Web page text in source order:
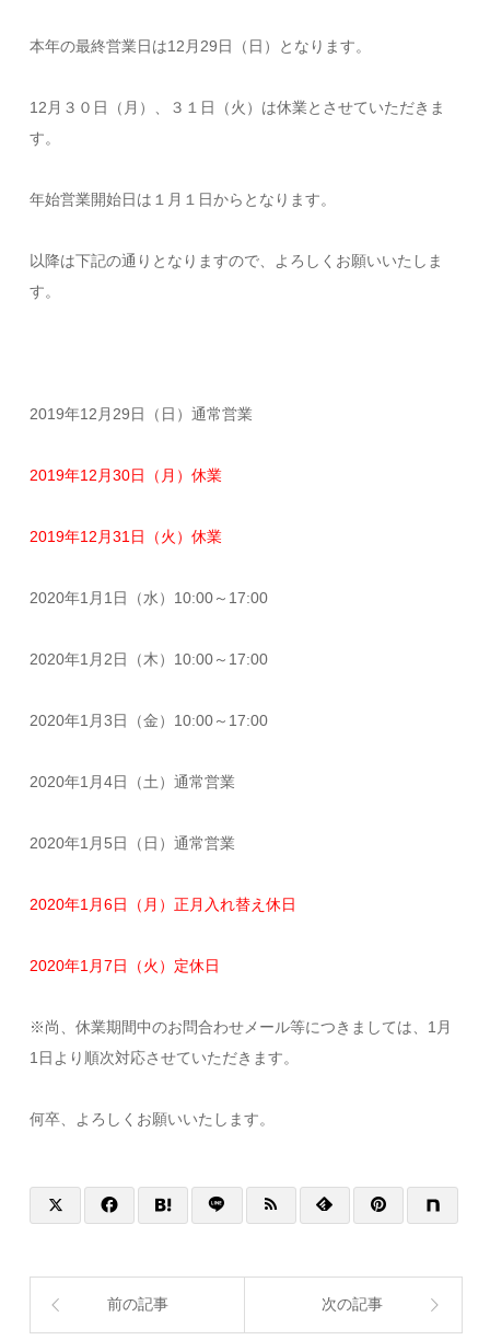
本年の最終営業日は12月29日（日）となります。
12月３０日（月）、３１日（火）は休業とさせていただきま
す。
年始営業開始日は１月１日からとなります。
以降は下記の通りとなりますので、よろしくお願いいたしま
す。
2019年12月29日（日）通常営業
2019年12月30日（月）休業
2019年12月31日（火）休業
2020年1月1日（水）10:00～17:00
2020年1月2日（木）10:00～17:00
2020年1月3日（金）10:00～17:00
2020年1月4日（土）通常営業
2020年1月5日（日）通常営業
2020年1月6日（月）正月入れ替え休日
2020年1月7日（火）定休日
※尚、休業期間中のお問合わせメール等につきましては、1月
1日より順次対応させていただきます。
何卒、よろしくお願いいたします。
前の記事 次の記事